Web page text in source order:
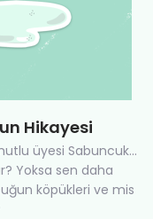
Hikayesi
üyesi Sabuncuk...
Yoksa sen daha
köpükleri ve mis